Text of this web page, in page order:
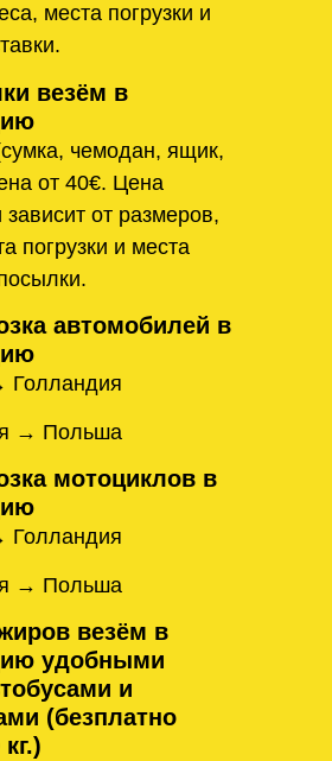
места погрузки и
везём в
чемодан, ящик,
от 40€. Цена
зависит от размеров,
погрузки и места
автомобилей в
→ Польша
мотоциклов в
→ Польша
везём в
удобными
и
(безплатно